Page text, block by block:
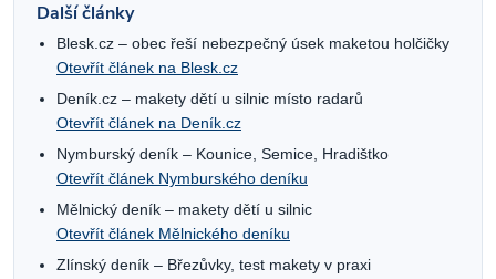
Další články
Blesk.cz – obec řeší nebezpečný úsek maketou holčičky
Otevřít článek na Blesk.cz
Deník.cz – makety dětí u silnic místo radarů
Otevřít článek na Deník.cz
Nymburský deník – Kounice, Semice, Hradištko
Otevřít článek Nymburského deníku
Mělnický deník – makety dětí u silnic
Otevřít článek Mělnického deníku
Zlínský deník – Březůvky, test makety v praxi